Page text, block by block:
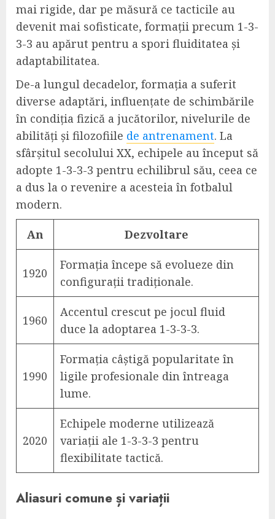
mai rigide, dar pe măsură ce tacticile au
devenit mai sofisticate, formații precum 1-3-
3-3 au apărut pentru a spori fluiditatea și
adaptabilitatea.
De-a lungul decadelor, formația a suferit
diverse adaptări, influențate de schimbările
în condiția fizică a jucătorilor, nivelurile de
abilități și filozofiile de antrenament. La
sfârșitul secolului XX, echipele au început să
adopte 1-3-3-3 pentru echilibrul său, ceea ce
a dus la o revenire a acesteia în fotbalul
modern.
An Dezvoltare
1920
Formația începe să evolueze din
configurații tradiționale.
1960
Accentul crescut pe jocul fluid
duce la adoptarea 1-3-3-3.
1990
Formația câștigă popularitate în
ligile profesionale din întreaga
lume.
2020
Echipele moderne utilizează
variații ale 1-3-3-3 pentru
flexibilitate tactică.
Aliasuri comune și variații